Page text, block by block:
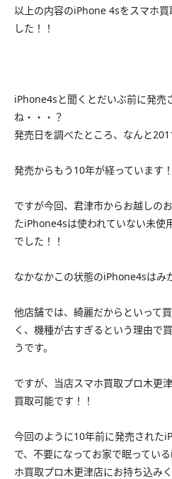
以上の内容のiPhone 4sをスマホ
した！！
iPhone4sと聞くとだいぶ前に発売
ね・・・？
発売日を調べたところ、なんと
発売からもう10年が経っています！
ですが今回、君津市からお越しの
たiPhone4sは使われていない未使
でした！！
なかなかこの状態のiPhone4sはみ
他店舗では、綺麗だからといって
く、機種が古すぎるという理由で
うです。
ですが、当店スマホ買取プロ木更
買取可能です！！
今回のように10年前に発売された
で、不要になってお家で眠ってい
ホ買取プロ木更津店にお持ち込み